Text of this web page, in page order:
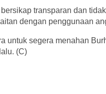
transparan dan
dengan penggunaan
untuk segera menahan
(C)